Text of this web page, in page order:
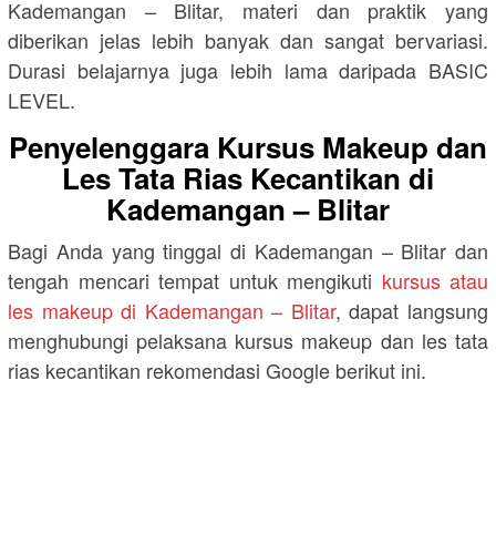
Kademangan – Blitar, materi dan praktik yang
diberikan jelas lebih banyak dan sangat bervariasi.
Durasi belajarnya juga lebih lama daripada BASIC
LEVEL.
Penyelenggara Kursus Makeup dan
Les Tata Rias Kecantikan di
Kademangan – Blitar
Bagi Anda yang tinggal di Kademangan – Blitar dan
tengah mencari tempat untuk mengikuti kursus atau
les makeup di Kademangan – Blitar, dapat langsung
menghubungi pelaksana kursus makeup dan les tata
rias kecantikan rekomendasi Google berikut ini.